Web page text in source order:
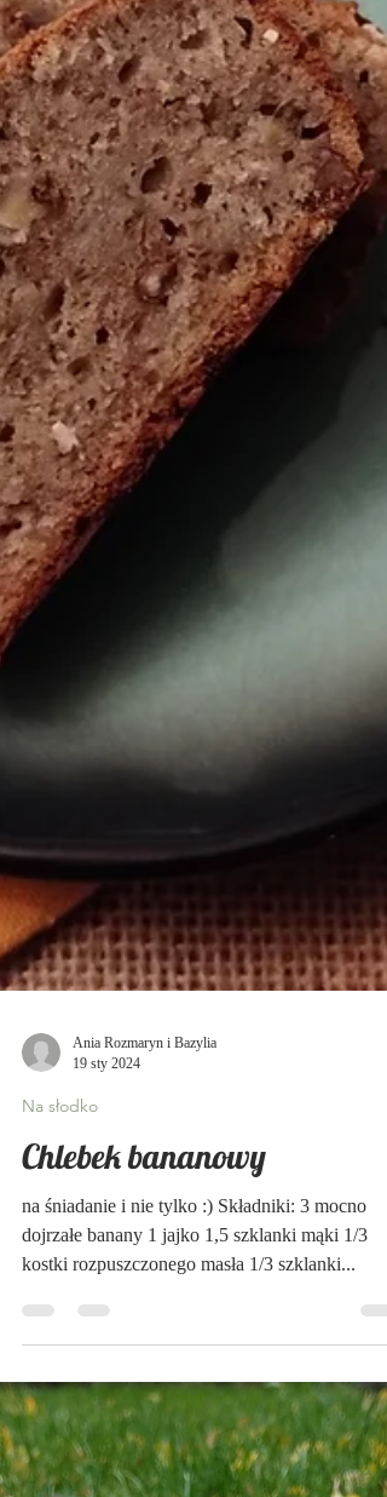
Ania Rozmaryn i Bazylia
Chlebek bananowy
na śniadanie i nie tylko :) Składniki: 3 mocno
dojrzałe banany 1 jajko 1,5 szklanki mąki 1/3